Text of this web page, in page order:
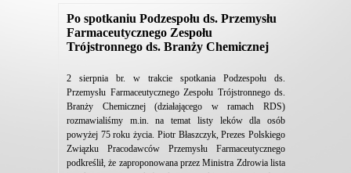
Po spotkaniu Podzespołu ds. Przemysłu
Farmaceutycznego Zespołu
Trójstronnego ds. Branży Chemicznej
2 sierpnia br. w trakcie spotkania Podzespołu ds.
Przemysłu Farmaceutycznego Zespołu Trójstronnego ds.
Branży Chemicznej (działającego w ramach RDS)
rozmawialiśmy m.in. na temat listy leków dla osób
powyżej 75 roku życia. Piotr Błaszczyk, Prezes Polskiego
Związku Pracodawców Przemysłu Farmaceutycznego
podkreślił, że zaproponowana przez Ministra Zdrowia lista